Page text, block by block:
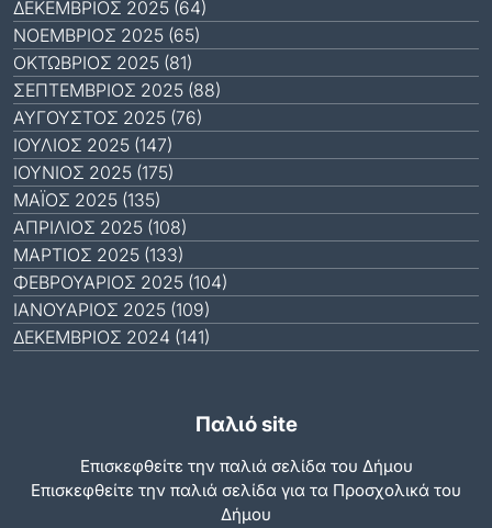
ΔΕΚΈΜΒΡΙΟΣ 2025 (64)
ΝΟΈΜΒΡΙΟΣ 2025 (65)
ΟΚΤΏΒΡΙΟΣ 2025 (81)
ΣΕΠΤΈΜΒΡΙΟΣ 2025 (88)
ΑΎΓΟΥΣΤΟΣ 2025 (76)
ΙΟΎΛΙΟΣ 2025 (147)
ΙΟΎΝΙΟΣ 2025 (175)
ΜΆΙΟΣ 2025 (135)
ΑΠΡΊΛΙΟΣ 2025 (108)
ΜΆΡΤΙΟΣ 2025 (133)
ΦΕΒΡΟΥΆΡΙΟΣ 2025 (104)
ΙΑΝΟΥΆΡΙΟΣ 2025 (109)
ΔΕΚΈΜΒΡΙΟΣ 2024 (141)
Παλιό site
Επισκεφθείτε την παλιά σελίδα του Δήμου
Eπισκεφθείτε την παλιά σελίδα για τα Προσχολικά του
Δήμου